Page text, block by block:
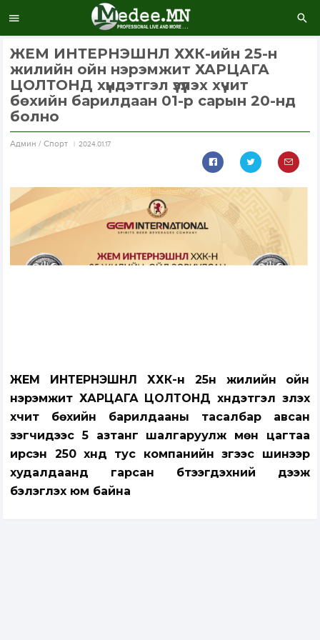
ЖЕМ ИНТЕРНЭШНЛ ХХК-ийн 25-н
жилийн ойн нэрэмжит ХАРЦАГА
ЦОЛТОНД хүндэтгэл үзүүлэх хүчит
бөхийн барилдаан 01-р сарын 20-нд
болно
Aдмин / Спорт 2024.01.17
ЖЕМ ИНТЕРНЭШНЛ ХХК-н 25н жилийн ойн
нэрэмжит ХАРЦАГА ЦОЛТОНД хүндэтгэл үзүүлэх
хүчит бөхийн барилдааны тасалбар авсан
үзэгчидээс 5 азтанг шалгаруулж мөн цагтаа
ирсэн 250 хүнд тус компанийн зүгээс шинээр
худалдаанд гарсан бүтээгдэхүүний дээж
бэлэглэх юм байна